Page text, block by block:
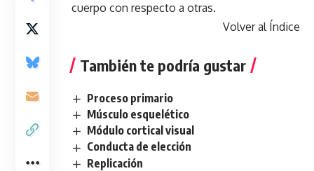
cuerpo con respecto a otras.
Volver al Índice
También te podría gustar
Proceso primario
Músculo esquelético
Módulo cortical visual
Conducta de elección
Replicación